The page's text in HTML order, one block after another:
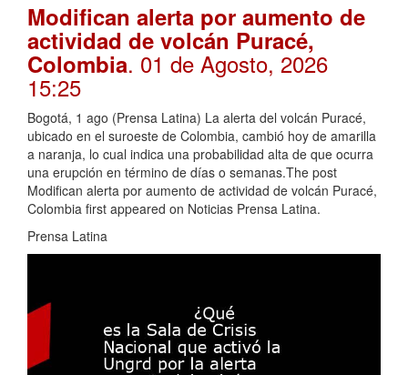
Modifican alerta por aumento de
actividad de volcán Puracé,
Colombia. 01 de Agosto, 2026
15:25
Bogotá, 1 ago (Prensa Latina) La alerta del volcán Puracé,
ubicado en el suroeste de Colombia, cambió hoy de amarilla
a naranja, lo cual indica una probabilidad alta de que ocurra
una erupción en término de días o semanas.The post
Modifican alerta por aumento de actividad de volcán Puracé,
Colombia first appeared on Noticias Prensa Latina.
Prensa Latina